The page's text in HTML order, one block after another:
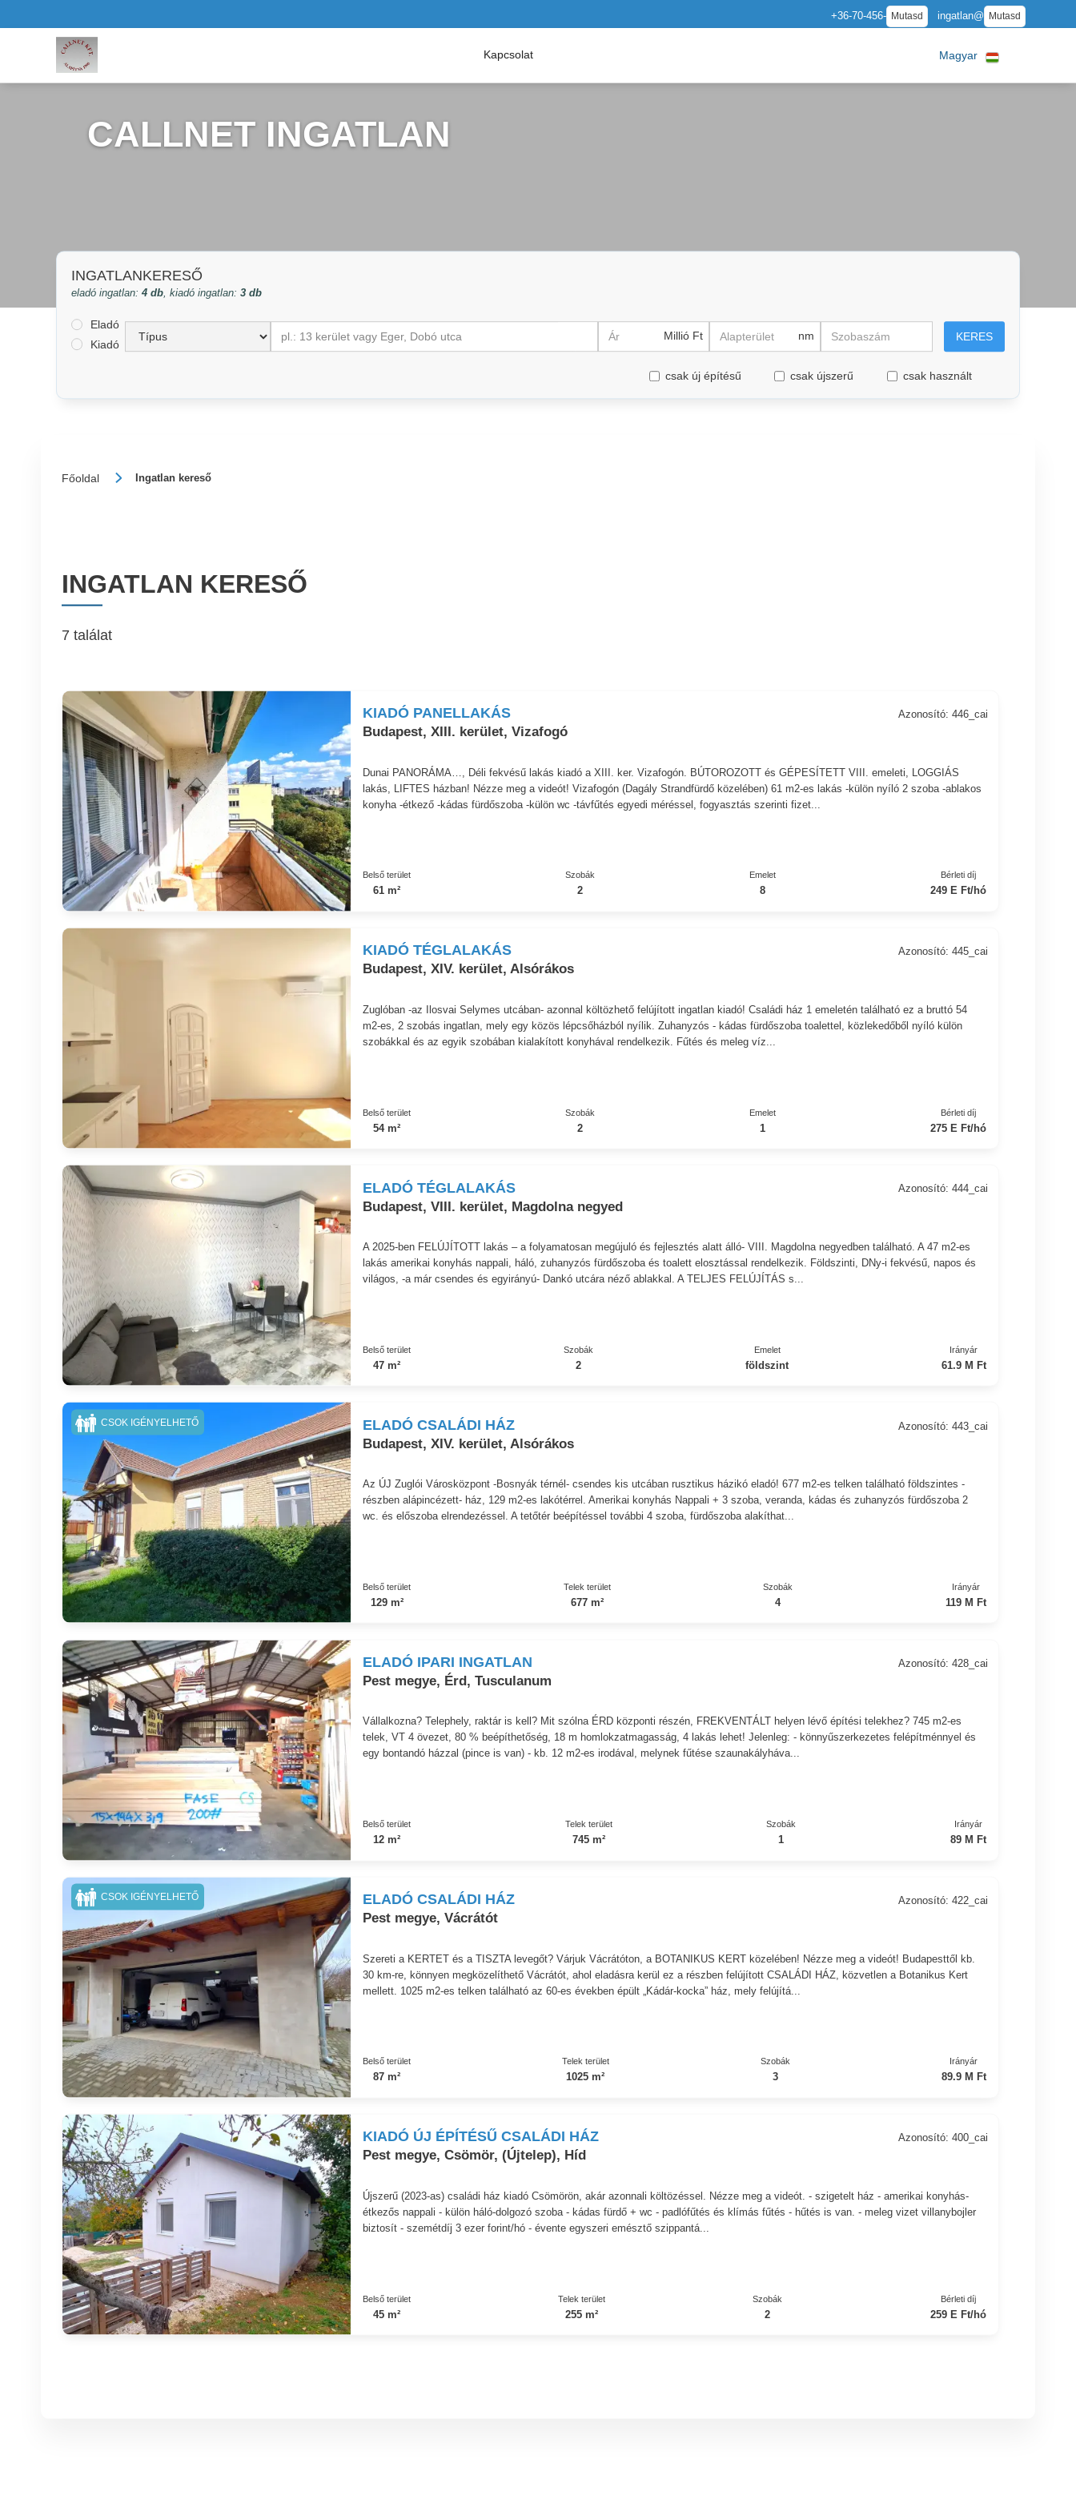
+36-70-456- Mutasd ingatlan@ Mutasd
Kapcsolat Magyar
CALLNET INGATLAN
INGATLANKERESŐ
eladó ingatlan:4 db, kiadó ingatlan:3 db
Eladó
Kiadó
pl.: 13 kerület vagy Eger, Dobó utca Millió Ft nm KERES
csak új építésű csak újszerű csak használt
Főoldal Ingatlan kereső
INGATLAN KERESŐ
7 találat
KIADÓ PANELLAKÁS
Budapest, XIII. kerület, Vizafogó
Azonosító: 446_cai
Dunai PANORÁMA…, Déli fekvésű lakás kiadó a XIII. ker. Vizafogón. BÚTOROZOTT és GÉPESÍTETT VIII. emeleti, LOGGIÁS
lakás, LIFTES házban! Nézze meg a videót! Vizafogón (Dagály Strandfürdő közelében) 61 m2-es lakás -külön nyíló 2 szoba -ablakos
konyha -étkező -kádas fürdőszoba -külön wc -távfűtés egyedi méréssel, fogyasztás szerinti fizet...
Belső terület
61 m²
Szobák
2
Emelet
8
Bérleti díj
249 E Ft/hó
KIADÓ TÉGLALAKÁS
Budapest, XIV. kerület, Alsórákos
Azonosító: 445_cai
Zuglóban -az Ilosvai Selymes utcában- azonnal költözhető felújított ingatlan kiadó! Családi ház 1 emeletén található ez a bruttó 54
m2-es, 2 szobás ingatlan, mely egy közös lépcsőházból nyílik. Zuhanyzós - kádas fürdőszoba toalettel, közlekedőből nyíló külön
szobákkal és az egyik szobában kialakított konyhával rendelkezik. Fűtés és meleg víz...
Belső terület
54 m²
Szobák
2
Emelet
1
Bérleti díj
275 E Ft/hó
ELADÓ TÉGLALAKÁS
Budapest, VIII. kerület, Magdolna negyed
Azonosító: 444_cai
A 2025-ben FELÚJÍTOTT lakás – a folyamatosan megújuló és fejlesztés alatt álló- VIII. Magdolna negyedben található. A 47 m2-es
lakás amerikai konyhás nappali, háló, zuhanyzós fürdőszoba és toalett elosztással rendelkezik. Földszinti, DNy-i fekvésű, napos és
világos, -a már csendes és egyirányú- Dankó utcára néző ablakkal. A TELJES FELÚJÍTÁS s...
Belső terület
47 m²
Szobák
2
Emelet
földszint
Irányár
61.9 M Ft
ELADÓ CSALÁDI HÁZ
Budapest, XIV. kerület, Alsórákos
Azonosító: 443_cai
Az ÚJ Zuglói Városközpont -Bosnyák térnél- csendes kis utcában rusztikus házikó eladó! 677 m2-es telken található földszintes -
részben alápincézett- ház, 129 m2-es lakótérrel. Amerikai konyhás Nappali + 3 szoba, veranda, kádas és zuhanyzós fürdőszoba 2
wc. és előszoba elrendezéssel. A tetőtér beépítéssel további 4 szoba, fürdőszoba alakíthat...
Belső terület
129 m²
Telek terület
677 m²
Szobák
4
Irányár
119 M Ft
CSOK IGÉNYELHETŐ
ELADÓ IPARI INGATLAN
Pest megye, Érd, Tusculanum
Azonosító: 428_cai
Vállalkozna? Telephely, raktár is kell? Mit szólna ÉRD központi részén, FREKVENTÁLT helyen lévő építési telekhez? 745 m2-es
telek, VT 4 övezet, 80 % beépíthetőség, 18 m homlokzatmagasság, 4 lakás lehet! Jelenleg: - könnyűszerkezetes felépítménnyel és
egy bontandó házzal (pince is van) - kb. 12 m2-es irodával, melynek fűtése szaunakályháva...
Belső terület
12 m²
Telek terület
745 m²
Szobák
1
Irányár
89 M Ft
ELADÓ CSALÁDI HÁZ
Pest megye, Vácrátót
Azonosító: 422_cai
Szereti a KERTET és a TISZTA levegőt? Várjuk Vácrátóton, a BOTANIKUS KERT közelében! Nézze meg a videót! Budapesttől kb.
30 km-re, könnyen megközelíthető Vácrátót, ahol eladásra kerül ez a részben felújított CSALÁDI HÁZ, közvetlen a Botanikus Kert
mellett. 1025 m2-es telken található az 60-es években épült „Kádár-kocka” ház, mely felújítá...
Belső terület
87 m²
Telek terület
1025 m²
Szobák
3
Irányár
89.9 M Ft
CSOK IGÉNYELHETŐ
KIADÓ ÚJ ÉPÍTÉSŰ CSALÁDI HÁZ
Pest megye, Csömör, (Újtelep), Híd
Azonosító: 400_cai
Újszerű (2023-as) családi ház kiadó Csömörön, akár azonnali költözéssel. Nézze meg a videót. - szigetelt ház - amerikai konyhás-
étkezős nappali - külön háló-dolgozó szoba - kádas fürdő + wc - padlófűtés és klímás fűtés - hűtés is van. - meleg vizet villanybojler
biztosít - szemétdíj 3 ezer forint/hó - évente egyszeri emésztő szippantá...
Belső terület
45 m²
Telek terület
255 m²
Szobák
2
Bérleti díj
259 E Ft/hó